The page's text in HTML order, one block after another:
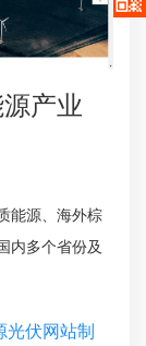
产业
能源、海外棕
内多个省份及
光伏网站制